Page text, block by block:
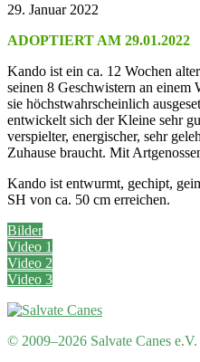
29. Januar 2022
ADOPTIERT AM 29.01.2022
Kando ist ein ca. 12 Wochen
seinen 8 Geschwistern an
sie höchstwahrscheinlich
entwickelt sich der Kleine sehr
verspielter, energischer, sehr
Zuhause braucht. Mit
Kando ist entwurmt, gechipt,
SH von ca. 50 cm erreichen.
Bilder
Video 1
Video 2
Video 3
© 2009–2026 Salvate Canes e.V.